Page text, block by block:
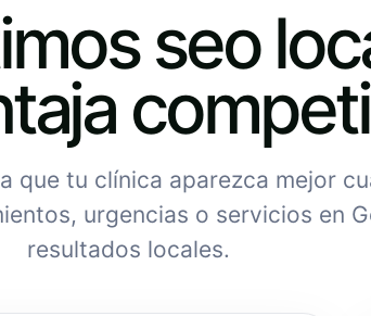
seo
que tu clínica aparezca mejor
urgencias o servicios en
resultados locales.